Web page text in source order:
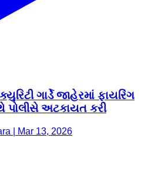
ગાર્ડે જાહેરમાં ફાયરિંગ
પોલીસે અટકાયત કરી
| Mar 13, 2026